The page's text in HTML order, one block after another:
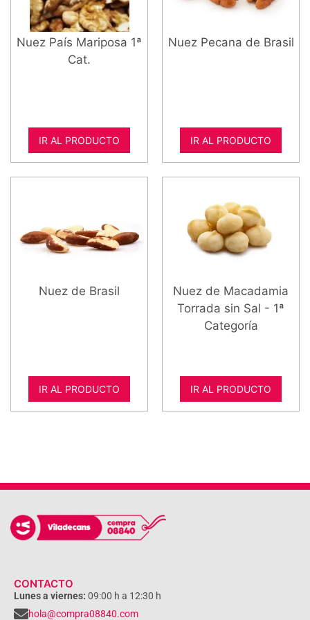
Nuez País Mariposa 1ª
Cat.
IR AL PRODUCTO
Nuez Pecana de Brasil
IR AL PRODUCTO
Nuez de Brasil
IR AL PRODUCTO
Nuez de Macadamia
Torrada sin Sal - 1ª
Categoría
IR AL PRODUCTO
CONTACTO
Lunes a viernes: 09:00 h a 12:30 h
hola@compra08840.com